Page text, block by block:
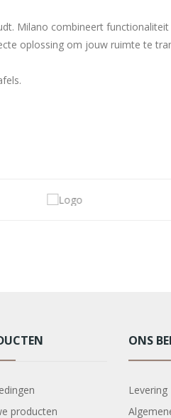
Milano combineert
oplossing om jouw ruimte te
producten
ONS
Levering